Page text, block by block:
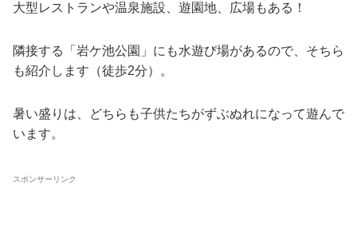
大型レストランや温泉施設、遊園地、広場もある！
隣接する「岩ケ池公園」にも水遊び場があるので、そちら
も紹介します（徒歩2分）。
暑い盛りは、どちらも子供たちがずぶぬれになって遊んで
います。
スポンサーリンク